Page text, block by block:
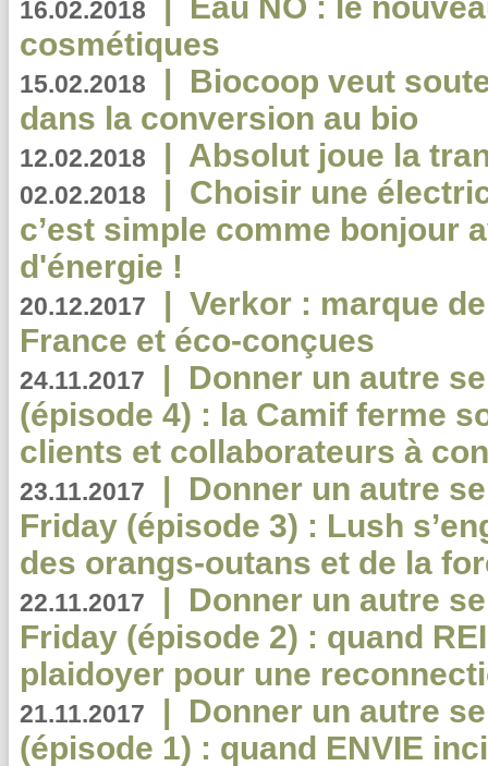
16.02.2018
cosmétiques
15.02.2018 | Biocoop veut
dans la conversion au bio
12.02.2018 | Absolut joue la
02.02.2018 | Choisir une
c’est simple comme bonjour
d'énergie !
20.12.2017 | Verkor : marque
France et éco-conçues
24.11.2017 | Donner un autre
(épisode 4) : la Camif ferme
clients et collaborateurs à
23.11.2017 | Donner un autre
Friday (épisode 3) : Lush
des orangs-outans et de la
22.11.2017 | Donner un autre
Friday (épisode 2) : quand
plaidoyer pour une
21.11.2017 | Donner un autre
(épisode 1) : quand ENVIE